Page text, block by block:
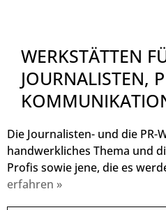
WERKSTÄTTEN
JOURNALISTEN,
Die Journalisten- und die
handwerkliches Thema und
Profis sowie jene, die es
erfahren »